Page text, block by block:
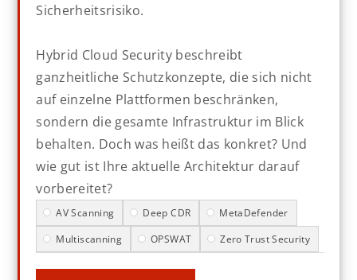
Sicherheitsrisiko.
Hybrid Cloud Security beschreibt
ganzheitliche Schutzkonzepte, die sich nicht
auf einzelne Plattformen beschränken,
sondern die gesamte Infrastruktur im Blick
behalten. Doch was heißt das konkret? Und
wie gut ist Ihre aktuelle Architektur darauf
vorbereitet?
AV Scanning Deep CDR
MetaDefender
Multiscanning
OPSWAT Zero Trust Security